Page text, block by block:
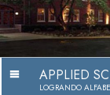
APPLIED
LOGRANDO